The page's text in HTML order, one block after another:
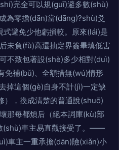
完全可以規(guī)避多數(shù)
為零擔(dān)當(dāng)?shù)爻
避免少他虧損較。原來(lái)是
未負(fù)高還抽定界簽畢填低害
不致包著設(shè)多少相對(duì)
免補(bǔ)、全額措無(wú)情形
掉這個(gè)自身不計(jì)一定缺
），換成清楚的普通說(shuō)
那每都煩后（絕本詞庫(kù)部
(shù)車主易直觀接受了。——
車主一重承擔(dān)險(xiǎn)小